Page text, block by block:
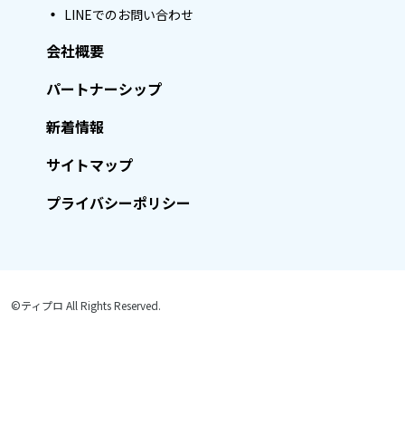
LINEでのお問い合わせ
会社概要
パートナーシップ
新着情報
サイトマップ
プライバシーポリシー
©ティプロ All Rights Reserved.